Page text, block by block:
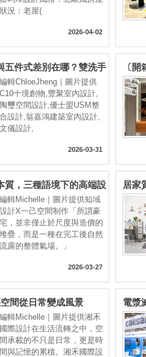
狀況：老屋(
2026-04-02
五件式差別在哪？雙洗手
浴缸，7 大關鍵打造頂
編輯ChloeJheng｜圖片提供
C10十境創物,豐聚室內設計,
陶璽空間設計,優士盟USM整
合設計,翁嘉鴻建築室內設計,
文儀設計,
2026-03-31
〔
感，
質，三種語境下的高端設
編輯Michelle｜圖片提供知域
設計X一己空間制作「所謂豪
宅，並非僅止於尺度與造價的
堆疊，而是一種在完工後自然
流露的整體氣場。」
2026-03-27
居家
六大
間從日常變成風景
編輯Michelle｜圖片提供湘禾
國際設計在生活流轉之中，空
間承載的不只是日常，更是時
間與記憶的累積。湘禾國際設
電漿
滅菌